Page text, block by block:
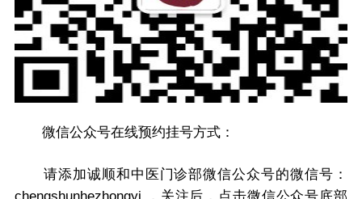
微信公众号在线预约挂号方式：
请添加诚顺和中医门诊部微信公众号的微信号：